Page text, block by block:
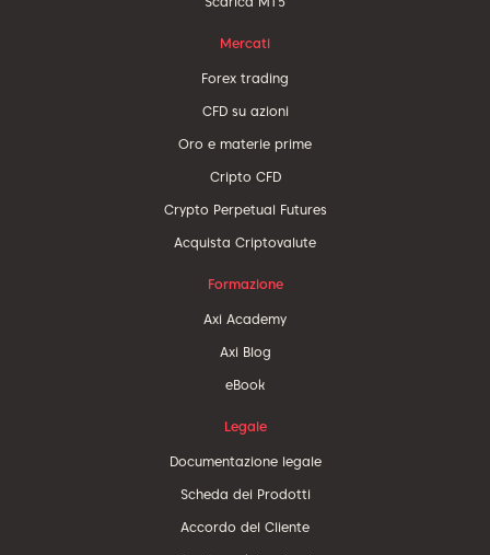
Mercati
Forex trading
CFD su azioni
Oro e materie prime
Cripto CFD
Crypto Perpetual Futures
Acquista Criptovalute
Formazione
Axi Academy
Axi Blog
eBook
Legale
Documentazione legale
Scheda dei Prodotti
Accordo del Cliente